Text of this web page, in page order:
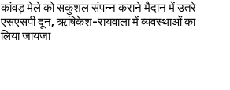
कांवड़ मेले को सकुशल संपन्न कराने मैदान में उतरे
एसएसपी दून, ऋषिकेश-रायवाला में व्यवस्थाओं का
लिया जायजा